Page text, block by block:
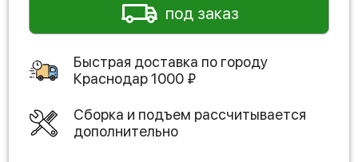
под заказ
Быстрая доставка по городу
Краснодар1000 ₽
Сборка и подъем рассчитывается
дополнительно